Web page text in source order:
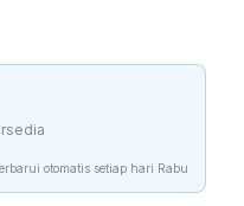
otomatis setiap hari Rabu